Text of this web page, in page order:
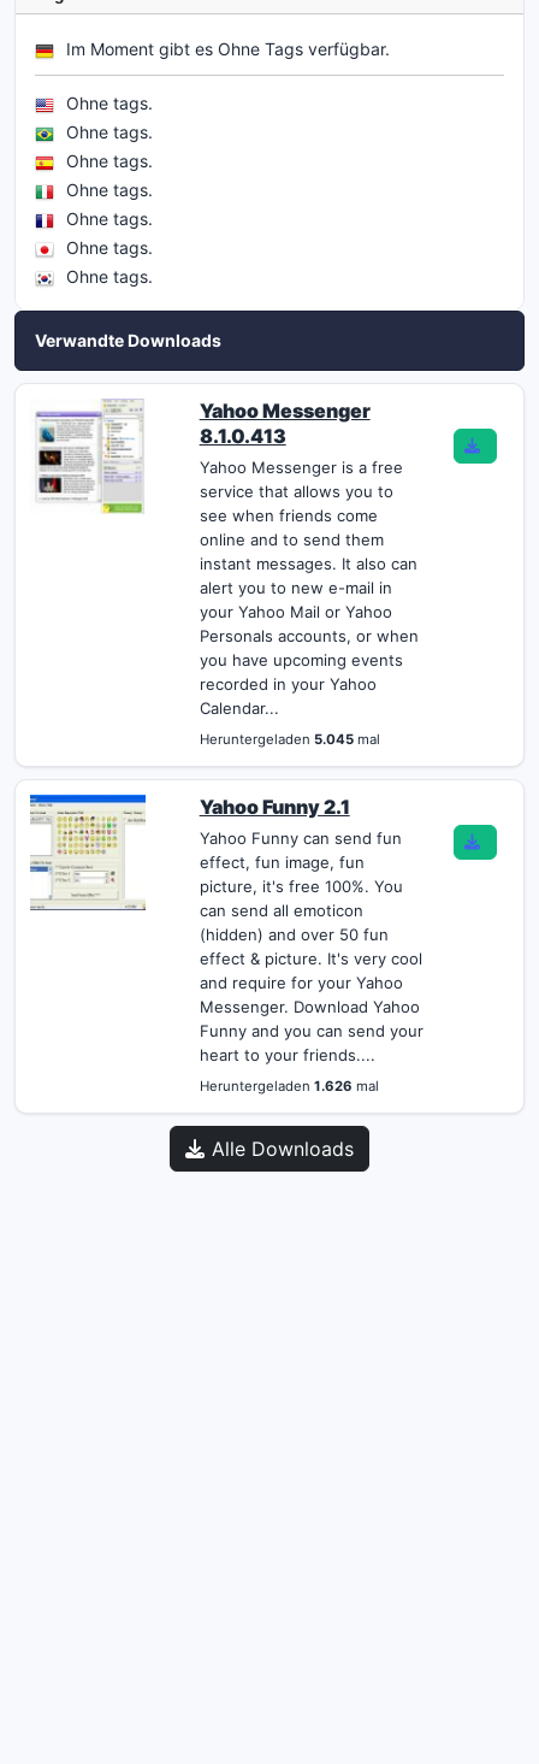
Im Moment gibt es Ohne Tags verfügbar.
Ohne tags.
Ohne tags.
Ohne tags.
Ohne tags.
Ohne tags.
Ohne tags.
Ohne tags.
Verwandte Downloads
Yahoo Messenger
8.1.0.413
Yahoo Messenger is a free
service that allows you to
see when friends come
online and to send them
instant messages. It also can
alert you to new e-mail in
your Yahoo Mail or Yahoo
Personals accounts, or when
you have upcoming events
recorded in your Yahoo
Calendar...
Heruntergeladen 5.045mal
Yahoo Funny 2.1
Yahoo Funny can send fun
effect, fun image, fun
picture, it's free 100%. You
can send all emoticon
(hidden) and over 50 fun
effect & picture. It's very cool
and require for your Yahoo
Messenger. Download Yahoo
Funny and you can send your
heart to your friends....
Heruntergeladen 1.626 mal
Alle Downloads